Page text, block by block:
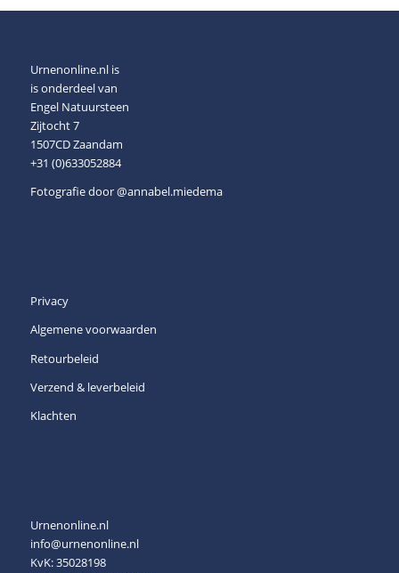
Urnenonline.nl is
is onderdeel van
Engel Natuursteen
Zijtocht 7
1507CD Zaandam
+31 (0)633052884
Fotografie door@annabel.miedema
Privacy
Algemene voorwaarden
Retourbeleid
Verzend & leverbeleid
Klachten
Urnenonline.nl
info@urnenonline.nl
KvK: 35028198